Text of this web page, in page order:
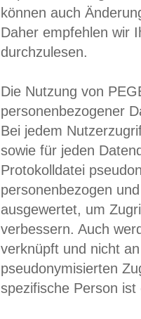
können auch
Daher empfehlen wir
durchzulesen.
Die Nutzung von
personenbezogener
Bei jedem
sowie für jeden
Protokolldatei
personenbezogen
ausgewertet, um
verbessern. Auch
verknüpft und nicht
pseudonymisierten
spezifische Person